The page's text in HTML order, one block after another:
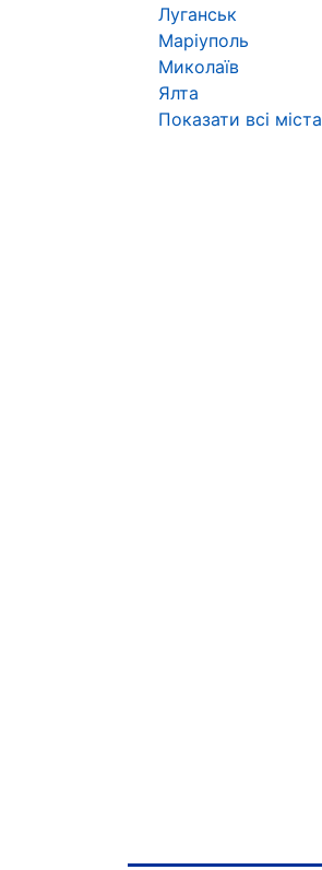
Луганськ
Маріуполь
Миколаїв
Ялта
Показати всі міста